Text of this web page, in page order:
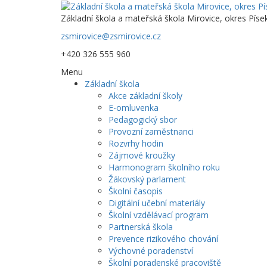
Základní škola a mateřská škola Mirovice, okres
zsmirovice@zsmirovice.cz
+420 326 555 960
Menu
Základní škola
Akce základní školy
E-omluvenka
Pedagogický sbor
Provozní zaměstnanci
Rozvrhy hodin
Zájmové kroužky
Harmonogram školního roku
Žákovský parlament
Školní časopis
Digitální učební materiály
Školní vzdělávací program
Partnerská škola
Prevence rizikového chování
Výchovné poradenství
Školní poradenské pracoviště